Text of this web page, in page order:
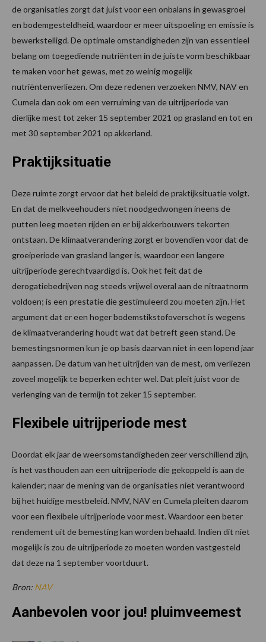
de organisaties zorgt dat juist voor een onbalans in gewasgroei
en bodemgesteldheid, waardoor er meer uitspoeling en emissie is
bewerkstelligd. De optimale omstandigheden zijn van essentieel
belang om toegediende nutriënten in de juiste vorm beschikbaar
te maken voor het gewas, met zo weinig mogelijk
nutriëntenverliezen. Om deze redenen verzoeken NMV, NAV en
Cumela dan ook om een verruiming van de uitrijperiode van
dierlijke mest tot zeker 15 september 2021 op grasland en tot en
met 30 september 2021 op akkerland.
Praktijksituatie
Deze ruimte zorgt ervoor dat het beleid de praktijksituatie volgt.
En dat de melkveehouders niet noodgedwongen ineens de
putten leeg moeten rijden en er bij akkerbouwers tekorten
ontstaan. De klimaatverandering zorgt er bovendien voor dat de
groeiperiode van grasland langer is, waardoor een langere
uitrijperiode gerechtvaardigd is. Ook het feit dat de
derogatiebedrijven nog steeds vrijwel overal aan de nitraatnorm
voldoen; is een prestatie die gestimuleerd zou moeten zijn. Het
argument dat er een hoger bodemstikstofoverschot is wegens
de klimaatverandering houdt wat dat betreft geen stand. De
bemestingsnormen kun je op basis daarvan niet in een lopend jaar
aanpassen. De datum van het uitrijden van de mest, om verliezen
zoveel mogelijk te beperken echter wel. Dat pleit juist voor de
verlenging van de termijn tot zeker 15 september.
Flexibele uitrijperiode mest
Doordat elk jaar de weersomstandigheden zeer verschillend zijn,
is het vasthouden aan een uitrijperiode die gekoppeld is aan de
kalender; naar de mening van de organisaties niet verantwoord
bij het huidige mestbeleid. NMV, NAV en Cumela pleiten daarom
voor een flexibele uitrijperiode voor mest. Waardoor een beter
rendement uit de bemesting kan worden behaald. Indien dit niet
mogelijk is zou de uitrijperiode zo moeten worden vastgesteld
dat deze na 1 september voortduurt.
Bron: NAV
Aanbevolen voor jou! pluimveemest